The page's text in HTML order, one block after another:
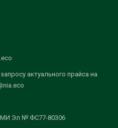
актуального прайса на
Эл № ФС77-80306